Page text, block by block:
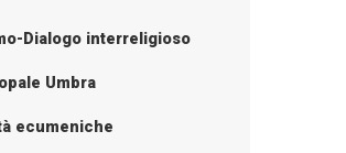
Dialogo interreligioso
Umbra
ecumeniche